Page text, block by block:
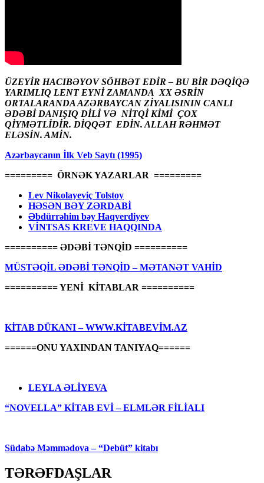
ÜZEYİR HACIBƏYOV SÖHBƏT EDİR – BU BİR DƏQİQƏ
YARIMLIQ LENT EYNİ ZAMANDA XX ƏSRİN
ORTALARANDA AZƏRBAYCAN ZİYALISININ CANLI
ƏDƏBİ DANIŞIQ DİLİ VƏ NİTQİ KİMİ ÇOX
QİYMƏTLİDİR. DİQQƏT EDİN. ALLAH RƏHMƏT
ELƏSİN. AMİN.
Azərbaycanın İlk Veb Saytı (1995)
========= ÖRNƏK YAZARLAR =========
Lev Nikolayeviç Tolstoy
HƏSƏN BƏY ZƏRDABİ
Əbdürrəhim bəy Haqverdiyev
VİNTSAS KREVE HAQQINDA
========== ƏDƏBİ TƏNQİD ==========
MÜSTƏQİL ƏDƏBİ TƏNQİD – MƏTANƏT VAHİD
========== YENİ KİTABLAR ==========
KİTAB DÜKANI – WWW.KİTABEVİM.AZ
======ONU YAXINDAN TANIYAQ======
LEYLA ƏLİYEVA
“NOVELLA” KİTAB EVİ – ELMLƏR FİLİALI
Südabə Məmmədova – “Debüt” kitabı
TƏRƏFDAŞLAR